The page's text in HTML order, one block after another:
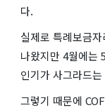
다.
실제로 특례보금
나왔지만 4월에는
인기가 사그라드
그렇기 때문에